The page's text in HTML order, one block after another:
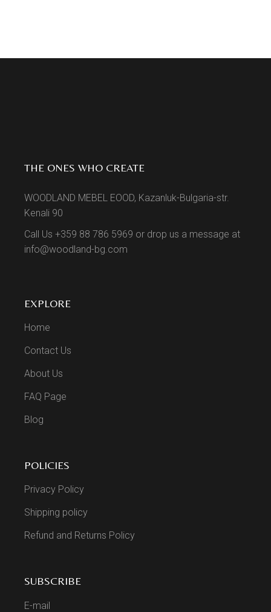
THE ONES WHO CREATE
WOODLAND MEBEL EOOD, Kazanluk-Bulgaria-str.
Kenali 90
Call Us +359 88 786 5969 or drop us a message at
info@woodland-bg.com
EXPLORE
Home
Contact Us
About Us
FAQ Page
Blog
POLICIES
Privacy Policy
Shipping policy
Refund and Returns Policy
SUBSCRIBE